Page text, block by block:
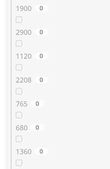
1900 0
2900 0
1120 0
2208 0
765 0
680 0
1360 0